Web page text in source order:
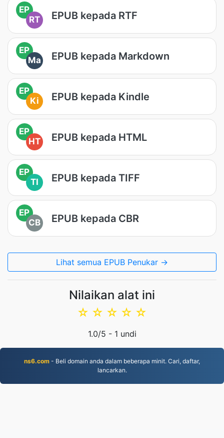
EP
RT
EPUB kepada RTF
EP
Ma
EPUB kepada Markdown
EP
Ki
EPUB kepada Kindle
EP
HT
EPUB kepada HTML
EP
TI
EPUB kepada TIFF
EP
CB
EPUB kepada CBR
Lihat semua EPUB Penukar →
Nilaikan alat ini
☆
☆
☆
☆
☆
1.0/5 - 1 undi
ns6.com - Beli domain anda dalam beberapa minit. Cari, daftar,
lancarkan.